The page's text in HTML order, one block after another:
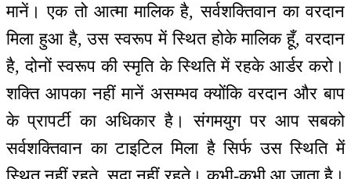
मानें। एक तो आत्मा मालिक है, सर्वशक्तिवान का वरदान
मिला हुआ है, उस स्वरूप में स्थित होके मालिक हूँ, वरदान
है, दोनों स्वरूप की स्मृति के स्थिति में रहके आर्डर करो।
शक्ति आपका नहीं मानें असम्भव क्योंकि वरदान और बाप
के प्रापर्टी का अधिकार है। संगमयुग पर आप सबको
सर्वशक्तिवान का टाइटिल मिला है सिर्फ उस स्थिति में